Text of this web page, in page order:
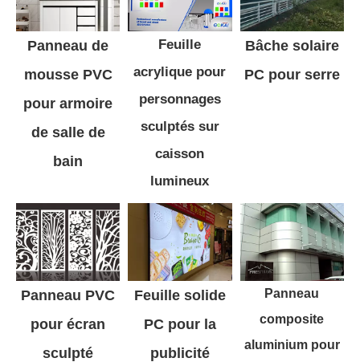
Panneau de
mousse PVC
pour armoire
de salle de
bain
Feuille
acrylique pour
personnages
sculptés sur
caisson
lumineux
Bâche solaire
PC pour serre
Panneau PVC
pour écran
sculpté
Feuille solide
PC pour la
publicité
Panneau
composite
aluminium pour